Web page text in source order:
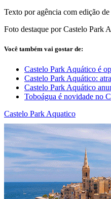
Texto por agência com edição
Foto destaque por Castelo Park
Você também vai gostar de:
Castelo Park Aquático é
Castelo Park Aquático:
Castelo Park Aquático
Toboágua é novidade no
Castelo Park Aquatico